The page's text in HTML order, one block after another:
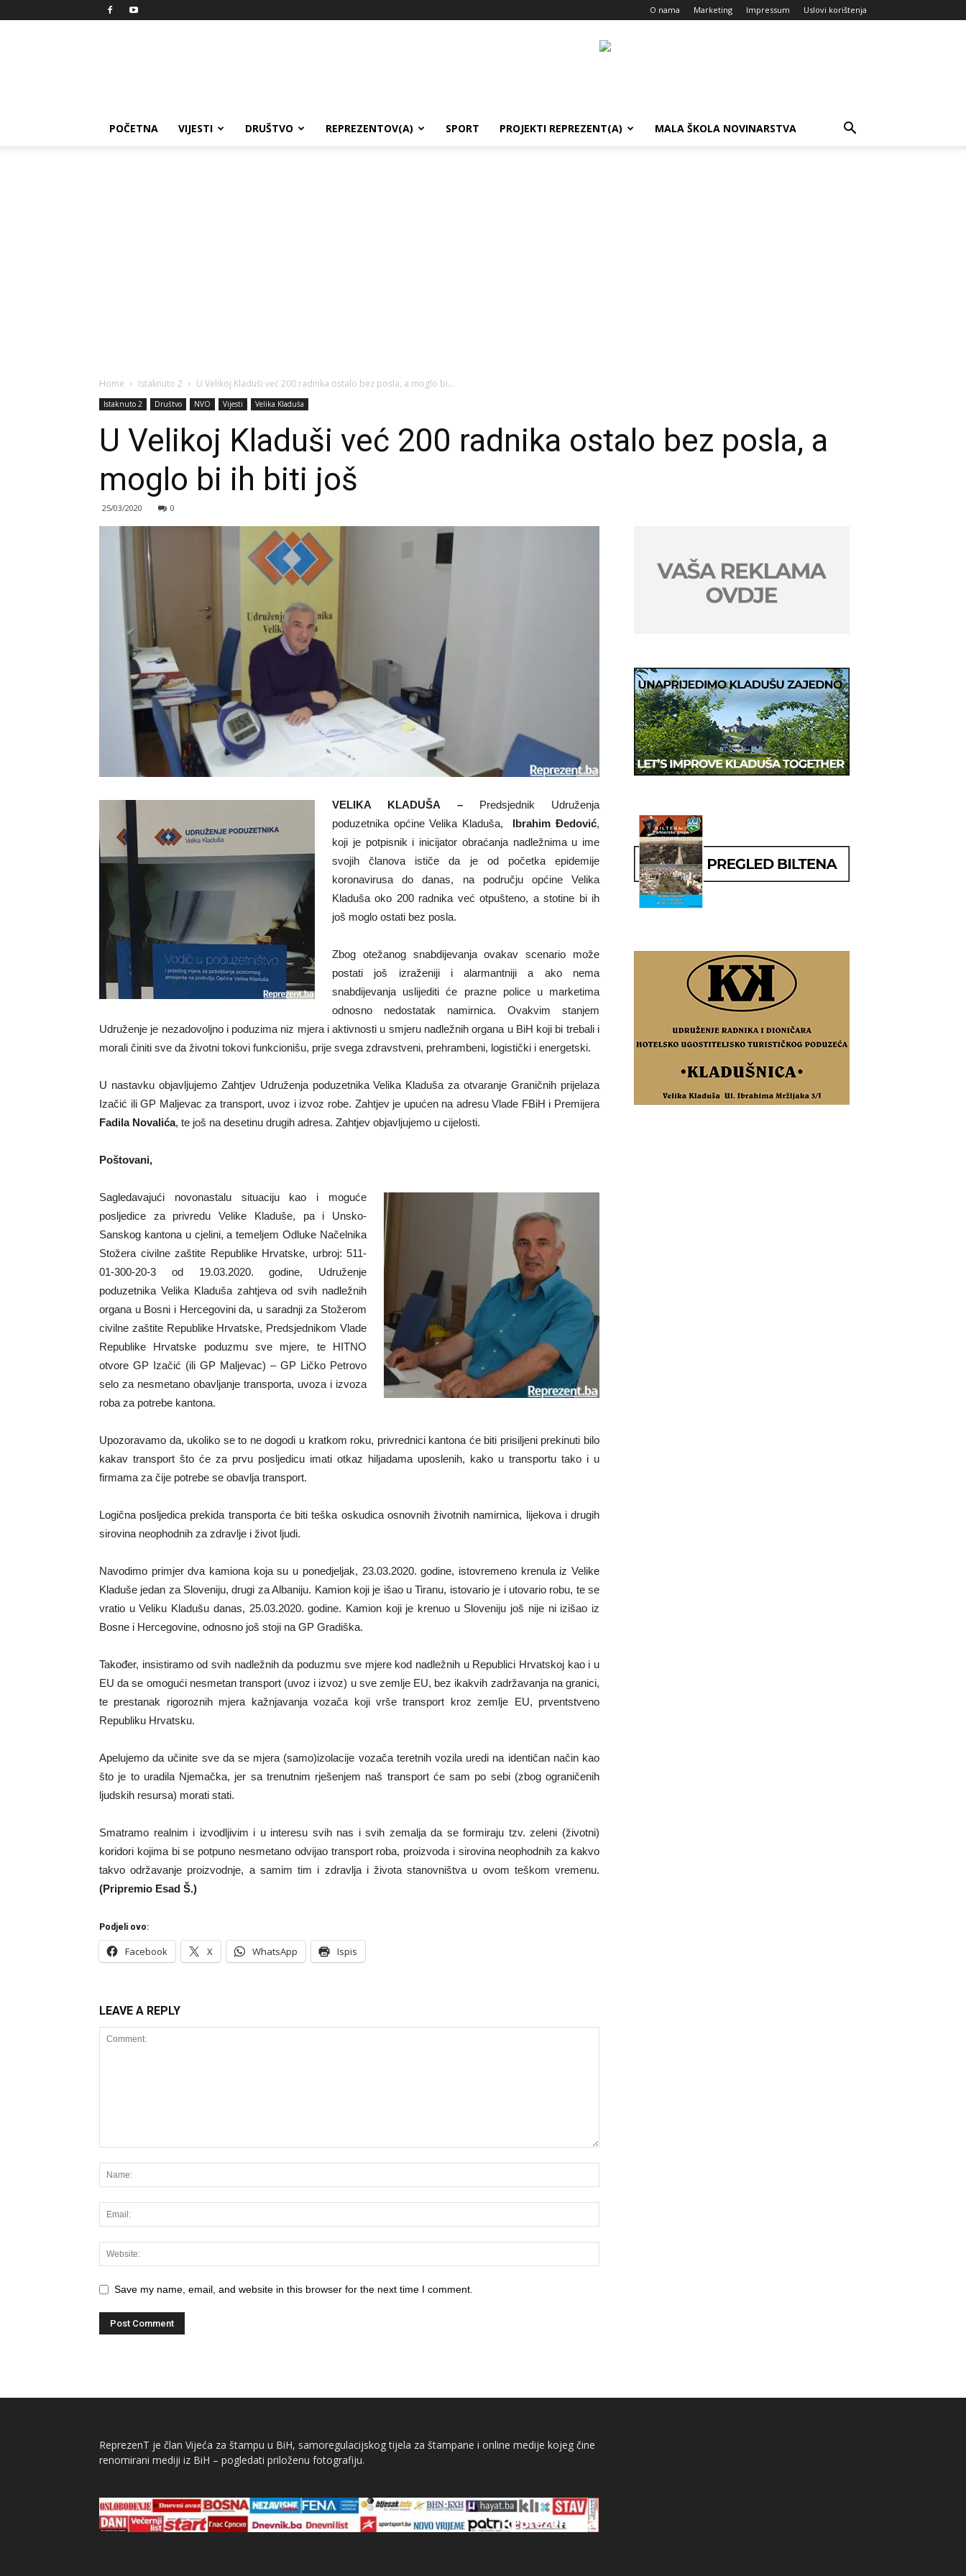
O nama Marketing Impressum Uslovi korištenja
POČETNA VIJESTI DRUŠTVO REPREZENTOV(A) SPORT PROJEKTI REPREZENT(A) MALA ŠKOLA NOVINARSTVA
Home Istaknuto 2 U Velikoj Kladuši već 200 radnika ostalo bez posla, a moglo bi...
Istaknuto 2 Društvo NVO Vijesti Velika Kladuša
U Velikoj Kladuši već 200 radnika ostalo bez posla, a
moglo bi ih biti još
25/03/2020 0
VELIKA KLADUŠA –Predsjednik Udruženja
poduzetnika općine Velika Kladuša,
Ibrahim Đedović,
koji je potpisnik i inicijator obraćanja nadležnima u ime
svojih članova ističe da je od početka epidemije
koronavirusa do danas, na području općine Velika
Kladuša oko 200 radnika već otpušteno, a stotine bi ih
još moglo ostati bez posla.
Zbog otežanog snabdijevanja ovakav scenario može
postati još izraženiji i alarmantniji a ako nema
snabdijevanja uslijediti će prazne police u marketima
odnosno nedostatak namirnica. Ovakvim stanjem
Udruženje je nezadovoljno i poduzima niz mjera i aktivnosti u smjeru nadležnih organa u BiH koji bi trebali i
morali činiti sve da životni tokovi funkcionišu, prije svega zdravstveni, prehrambeni, logistički i energetski.
U nastavku objavljujemo Zahtjev Udruženja poduzetnika Velika Kladuša za otvaranje Graničnih prijelaza
Izačić ili GP Maljevac za transport, uvoz i izvoz robe. Zahtjev je upućen na adresu Vlade FBiH i Premijera
Fadila Novalića, te još na desetinu drugih adresa. Zahtjev objavljujemo u cijelosti.
Poštovani,
Sagledavajući novonastalu situaciju kao i moguće
posljedice za privredu Velike Kladuše, pa i Unsko-
Sanskog kantona u cjelini, a temeljem Odluke Načelnika
Stožera civilne zaštite Republike Hrvatske, urbroj: 511-
01-300-20-3 od 19.03.2020. godine, Udruženje
poduzetnika Velika Kladuša zahtjeva od svih nadležnih
organa u Bosni i Hercegovini da, u saradnji za Stožerom
civilne zaštite Republike Hrvatske, Predsjednikom Vlade
Republike Hrvatske poduzmu sve mjere, te HITNO
otvore GP Izačić (ili GP Maljevac) – GP Ličko Petrovo
selo za nesmetano obavljanje transporta, uvoza i izvoza
roba za potrebe kantona.
Upozoravamo da, ukoliko se to ne dogodi u kratkom roku, privrednici kantona će biti prisiljeni prekinuti bilo
kakav transport što će za prvu posljedicu imati otkaz hiljadama uposlenih, kako u transportu tako i u
firmama za čije potrebe se obavlja transport.
Logična posljedica prekida transporta će biti teška oskudica osnovnih životnih namirnica, lijekova i drugih
sirovina neophodnih za zdravlje i život ljudi.
Navodimo primjer dva kamiona koja su u ponedjeljak, 23.03.2020. godine, istovremeno krenula iz Velike
Kladuše jedan za Sloveniju, drugi za Albaniju. Kamion koji je išao u Tiranu, istovario je i utovario robu, te se
vratio u Veliku Kladušu danas, 25.03.2020. godine. Kamion koji je krenuo u Sloveniju još nije ni izišao iz
Bosne i Hercegovine, odnosno još stoji na GP Gradiška.
Također, insistiramo od svih nadležnih da poduzmu sve mjere kod nadležnih u Republici Hrvatskoj kao i u
EU da se omogući nesmetan transport (uvoz i izvoz) u sve zemlje EU, bez ikakvih zadržavanja na granici,
te prestanak rigoroznih mjera kažnjavanja vozača koji vrše transport kroz zemlje EU, prventstveno
Republiku Hrvatsku.
Apelujemo da učinite sve da se mjera (samo)izolacije vozača teretnih vozila uredi na identičan način kao
što je to uradila Njemačka, jer sa trenutnim rješenjem naš transport će sam po sebi (zbog ograničenih
ljudskih resursa) morati stati.
Smatramo realnim i izvodljivim i u interesu svih nas i svih zemalja da se formiraju tzv. zeleni (životni)
koridori kojima bi se potpuno nesmetano odvijao transport roba, proizvoda i sirovina neophodnih za kakvo
takvo održavanje proizvodnje, a samim tim i zdravlja i života stanovništva u ovom teškom vremenu.
(Pripremio Esad Š.)
Podjeli ovo:
Facebook X WhatsApp Ispis
LEAVE A REPLY
Save my name, email, and website in this browser for the next time I comment.
ReprezenT je član Vijeća za štampu u BiH, samoregulacijskog tijela za štampane i online medije kojeg čine
renomirani mediji iz BiH – pogledati priloženu fotografiju.